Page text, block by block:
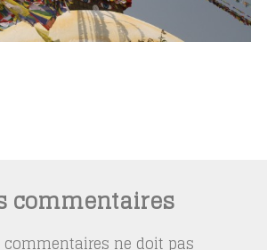
commentaires
commentaires ne doit pas